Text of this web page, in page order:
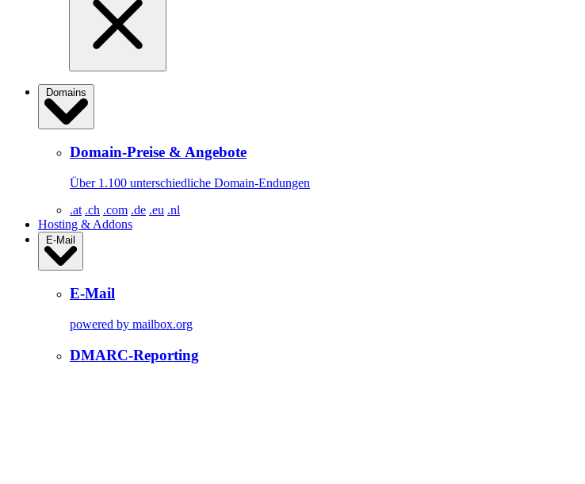
Domains
Domain-Preise & Angebote
Über 1.100 unterschiedliche Domain-Endungen
.at .ch .com .de .eu .nl
Hosting & Addons
E-Mail
E-Mail
powered by mailbox.org
DMARC-Reporting